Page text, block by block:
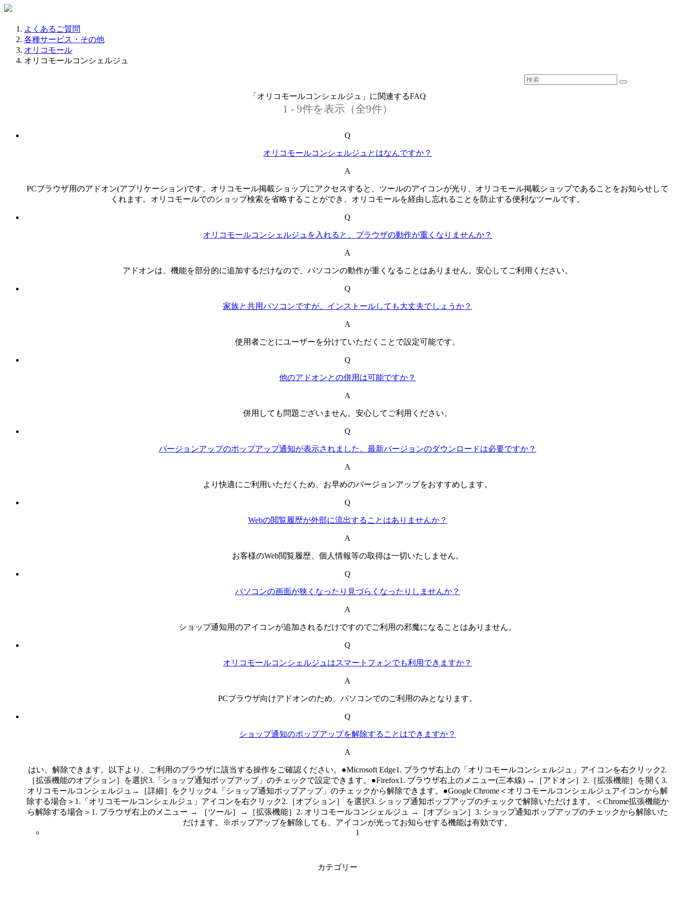
よくあるご質問
各種サービス・その他
オリコモール
オリコモールコンシェルジュ
「オリコモールコンシェルジュ」に関連するFAQ
1 - 9件を表示（全9件）
Q
オリコモールコンシェルジュとはなんですか？
A
PCブラウザ用のアドオン(アプリケーション)です。オリコモール掲載ショップにアクセスすると、ツールのアイコンが光り、オリコモール掲載ショップであることをお知らせして
くれます。オリコモールでのショップ検索を省略することができ、オリコモールを経由し忘れることを防止する便利なツールです。
Q
オリコモールコンシェルジュを入れると、ブラウザの動作が重くなりませんか？
A
アドオンは、機能を部分的に追加するだけなので、パソコンの動作が重くなることはありません。安心してご利用ください。
Q
家族と共用パソコンですが、インストールしても大丈夫でしょうか？
A
使用者ごとにユーザーを分けていただくことで設定可能です。
Q
他のアドオンとの併用は可能ですか？
A
併用しても問題ございません。安心してご利用ください。
Q
バージョンアップのポップアップ通知が表示されました。最新バージョンのダウンロードは必要ですか？
A
より快適にご利用いただくため、お早めのバージョンアップをおすすめします。
Q
Webの閲覧履歴が外部に流出することはありませんか？
A
お客様のWeb閲覧履歴、個人情報等の取得は一切いたしません。
Q
パソコンの画面が狭くなったり見づらくなったりしませんか？
A
ショップ通知用のアイコンが追加されるだけですのでご利用の邪魔になることはありません。
Q
オリコモールコンシェルジュはスマートフォンでも利用できますか？
A
PCブラウザ向けアドオンのため、パソコンでのご利用のみとなります。
Q
ショップ通知のポップアップを解除することはできますか？
A
はい、解除できます。以下より、ご利用のブラウザに該当する操作をご確認ください。●Microsoft Edge1. ブラウザ右上の「オリコモールコンシェルジュ」アイコンを右クリック2.
［拡張機能のオプション］を選択3.「ショップ通知ポップアップ」のチェックで設定できます。●Firefox1. ブラウザ右上のメニュー(三本線) →［アドオン］2.［拡張機能］を開く3.
オリコモールコンシェルジュ→［詳細］をクリック4.「ショップ通知ポップアップ」のチェックから解除できます。●Google Chrome＜オリコモールコンシェルジュアイコンから解
除する場合＞1.「オリコモールコンシェルジュ」アイコンを右クリック2.［オプション］ を選択3. ショップ通知ポップアップのチェックで解除いただけます。＜Chrome拡張機能か
ら解除する場合＞1. ブラウザ右上のメニュー → ［ツール］→［拡張機能］2. オリコモールコンシェルジュ →［オプション］3. ショップ通知ポップアップのチェックから解除いた
だけます。※ポップアップを解除しても、アイコンが光ってお知らせする機能は有効です。
1
カテゴリー